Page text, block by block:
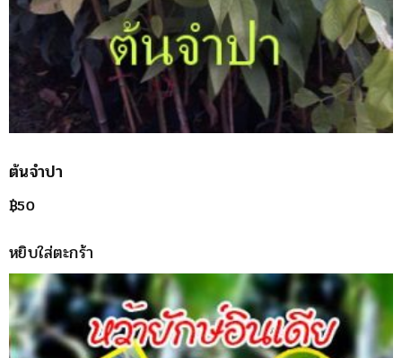
ต้นจำปา
฿50
หยิบใส่ตะกร้า